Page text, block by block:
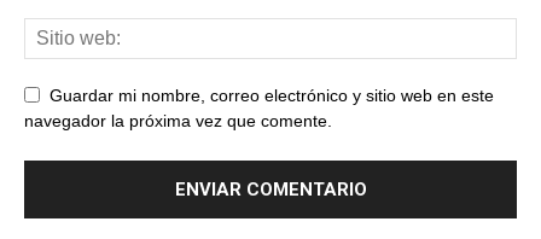
Guardar mi nombre, correo electrónico y sitio web en este
navegador la próxima vez que comente.